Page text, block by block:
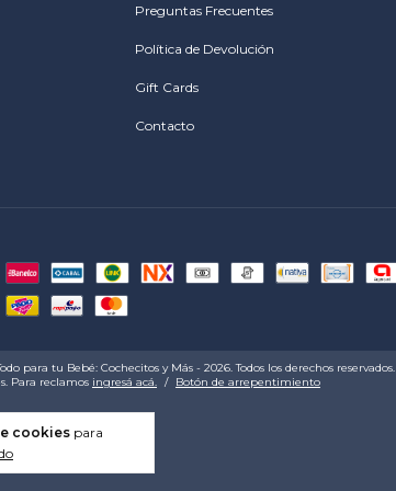
cookies para
Preguntas Frecuentes
Política de Devolución
Gift Cards
Contacto
para tu Bebé: Cochecitos y Más - 2026. Todos los derechos reservados.
Para reclamos ingresá acá. / Botón de arrepentimiento